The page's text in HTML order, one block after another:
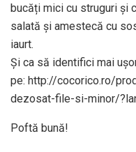
bucăți mici cu struguri și
salată și amestecă cu
iaurt.
Și ca să identifici mai
pe: http://cocorico.ro/
dezosat-file-si-minor/
Poftă bună!